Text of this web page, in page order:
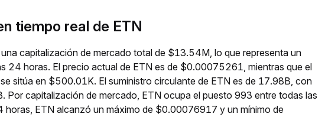
tiempo real de ETN
capitalización de mercado total de $13.54M, lo que representa un
24 horas. El precio actual de ETN es de $0.00075261, mientras que el
sitúa en $500.01K. El suministro circulante de ETN es de 17.98B, con
Por capitalización de mercado, ETN ocupa el puesto 993 entre todas las
horas, ETN alcanzó un máximo de $0.00076917 y un mínimo de